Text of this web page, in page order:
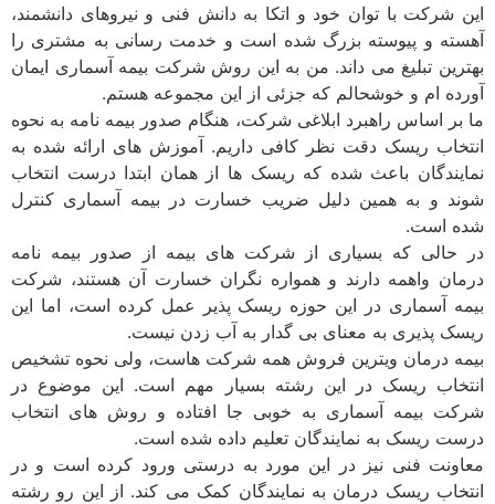
این شرکت با توان خود و اتکا به دانش فنی و نیروهای دانشمند،
آهسته و پیوسته بزرگ شده است و خدمت رسانی به مشتری را
بهترین تبلیغ می داند. من به این روش شرکت بیمه آسماری ایمان
آورده ام و خوشحالم که جزئی از این مجموعه هستم.
ما بر اساس راهبرد ابلاغی شرکت، هنگام صدور بیمه نامه به نحوه
انتخاب ریسک دقت نظر کافی داریم. آموزش های ارائه شده به
نمایندگان باعث شده که ریسک ها از همان ابتدا درست انتخاب
شوند و به همین دلیل ضریب خسارت در بیمه آسماری کنترل
شده است.
در حالی که بسیاری از شرکت های بیمه از صدور بیمه نامه
درمان واهمه دارند و همواره نگران خسارت آن هستند، شرکت
بیمه آسماری در این حوزه ریسک پذیر عمل کرده است، اما این
ریسک پذیری به معنای بی گدار به آب زدن نیست.
بیمه درمان ویترین فروش همه شرکت هاست، ولی نحوه تشخیص
انتخاب ریسک در این رشته بسیار مهم است. این موضوع در
شرکت بیمه آسماری به خوبی جا افتاده و روش های انتخاب
درست ریسک به نمایندگان تعلیم داده شده است.
معاونت فنی نیز در این مورد به درستی ورود کرده است و در
انتخاب ریسک درمان به نمایندگان کمک می کند. از این رو رشته